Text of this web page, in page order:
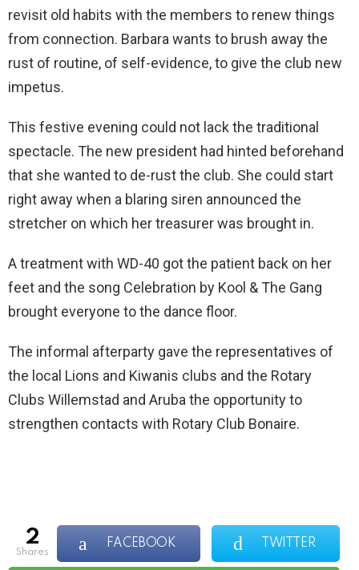
revisit old habits with the members to renew things
from connection. Barbara wants to brush away the
rust of routine, of self-evidence, to give the club new
impetus.
This festive evening could not lack the traditional
spectacle. The new president had hinted beforehand
that she wanted to de-rust the club. She could start
right away when a blaring siren announced the
stretcher on which her treasurer was brought in.
A treatment with WD-40 got the patient back on her
feet and the song Celebration by Kool & The Gang
brought everyone to the dance floor.
The informal afterparty gave the representatives of
the local Lions and Kiwanis clubs and the Rotary
Clubs Willemstad and Aruba the opportunity to
strengthen contacts with Rotary Club Bonaire.
2
shares
FACEBOOK TWITTER